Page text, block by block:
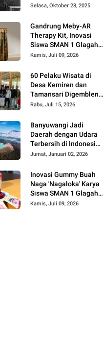
Lengkapnya
Selasa, Oktober 28, 2025
Gandrung Meby-AR
Therapy Kit, Inovasi
Siswa SMAN 1 Glagah
untuk Terapi Motorik
Budaya Banyuwangi
Kamis, Juli 09, 2026
60 Pelaku Wisata di
Desa Kemiren dan
Tamansari Digembleng
InJourney Hospitality
Rabu, Juli 15, 2026
Banyuwangi Jadi
Daerah dengan Udara
Terbersih di Indonesia,
Destinasi Wisata Sehat
Jumat, Januari 02, 2026
Inovasi Gummy Buah
Naga 'Nagaloka' Karya
Siswa SMAN 1 Glagah,
Angkat Potensi Lokal
Kamis, Juli 09, 2026